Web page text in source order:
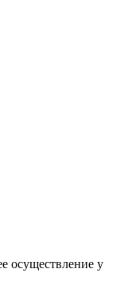
осуществление у